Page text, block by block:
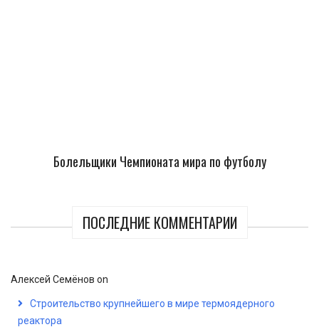
Болельщики Чемпионата мира по футболу
ПОСЛЕДНИЕ КОММЕНТАРИИ
Алексей Семёнов on
Строительство крупнейшего в мире термоядерного
реактора